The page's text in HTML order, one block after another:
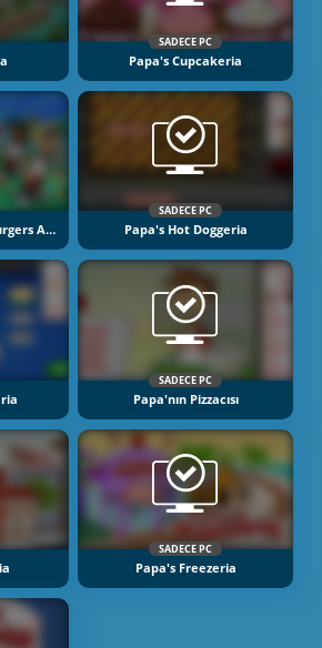
SADECE PC
Papa's Cupcakeria
Papa Louie 2: When Burgers Attack
SADECE PC
Papa's Hot Doggeria
SADECE PC
Papa'nın Pizzacısı
SADECE PC
Papa's Freezeria